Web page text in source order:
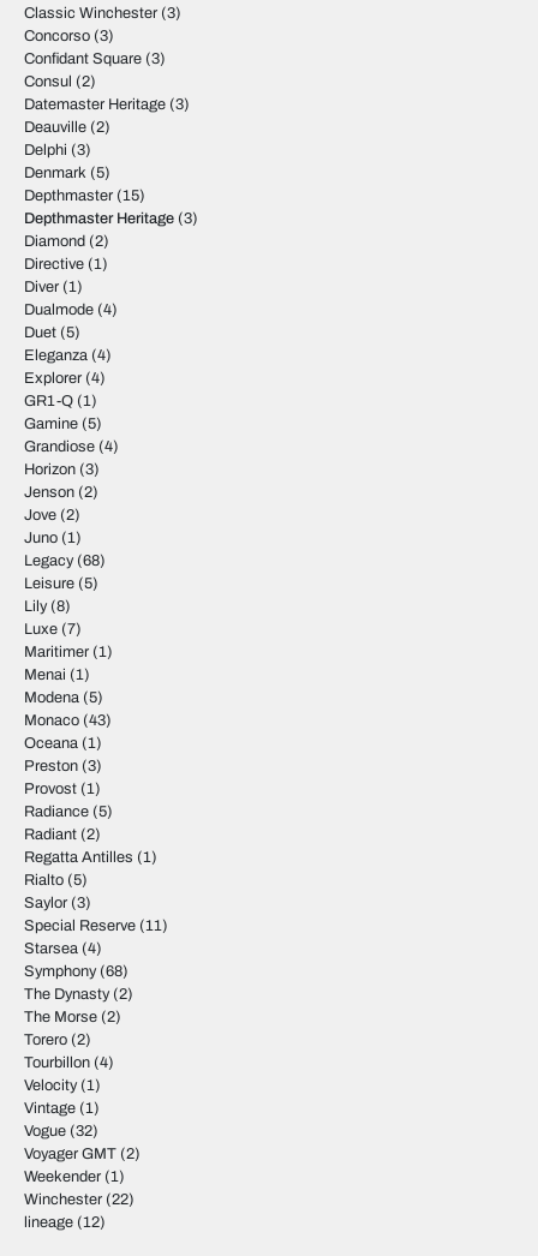
Classic Winchester (3)
Concorso (3)
Confidant Square (3)
Consul (2)
Datemaster Heritage (3)
Deauville (2)
Delphi (3)
Denmark (5)
Depthmaster (15)
Depthmaster Heritage (3)
Diamond (2)
Directive (1)
Diver (1)
Dualmode (4)
Duet (5)
Eleganza (4)
Explorer (4)
GR1-Q (1)
Gamine (5)
Grandiose (4)
Horizon (3)
Jenson (2)
Jove (2)
Juno (1)
Legacy(68)
Leisure (5)
Lily(8)
Luxe (7)
Maritimer (1)
Menai (1)
Modena (5)
Monaco (43)
Oceana (1)
Preston (3)
Provost (1)
Radiance (5)
Radiant (2)
Regatta Antilles (1)
Rialto (5)
Saylor (3)
Special Reserve (11)
Starsea (4)
Symphony(68)
The Dynasty(2)
The Morse (2)
Torero (2)
Tourbillon (4)
Velocity(1)
Vintage (1)
Vogue (32)
Voyager GMT (2)
Weekender (1)
Winchester (22)
lineage (12)